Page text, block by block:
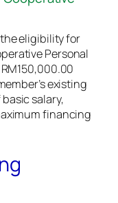
eligibility for
Personal
existing
salary,
financing